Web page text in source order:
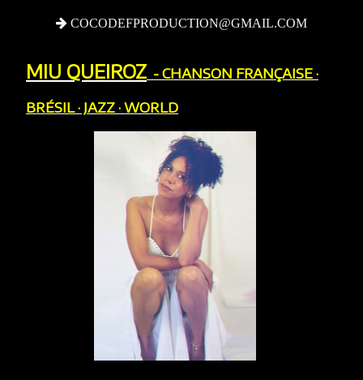
COCODEFPRODUCTION@GMAIL.COM
MIU QUEIROZ - CHANSON FRANÇAISE ·
BRÉSIL · JAZZ · WORLD